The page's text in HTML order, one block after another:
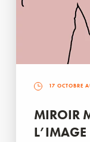
17 OCTOBRE
MIROIR